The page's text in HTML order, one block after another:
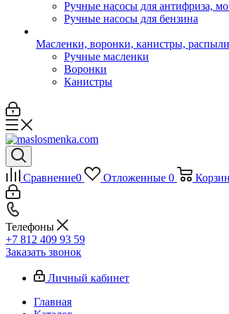
Ручные насосы для антифриза,
Ручные насосы для бензина
Масленки, воронки, канистры,
Ручные масленки
Воронки
Канистры
Сравнение0 Отложенные 0
Телефоны
+7 812 409 93 59
Заказать звонок
Личный кабинет
Главная